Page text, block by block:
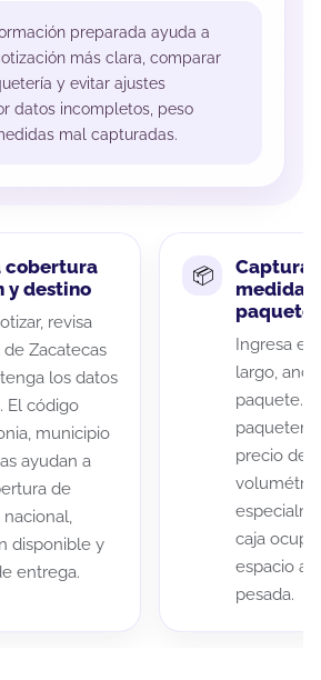
preparada ayuda a
más clara, comparar
y evitar ajustes
datos incompletos, peso
mal capturadas.
cobertura
y destino
revisa
Zacatecas
los datos
El código
municipio
ayudan a
de
disponible y
entrega.
Captura
medidas
paquete
Ingresa el
largo,
paquete.
precio de
caja
espacio
pesada.